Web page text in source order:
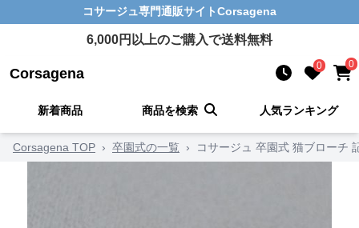
コサージュ専門通販サイトCorsagena
6,000円以上のご購入で送料無料
Corsagena 0 0
新着商品 商品を検索 人気ランキング
Corsagena TOP › 卒園式の一覧 › コサージュ 卒園式 猫ブローチ